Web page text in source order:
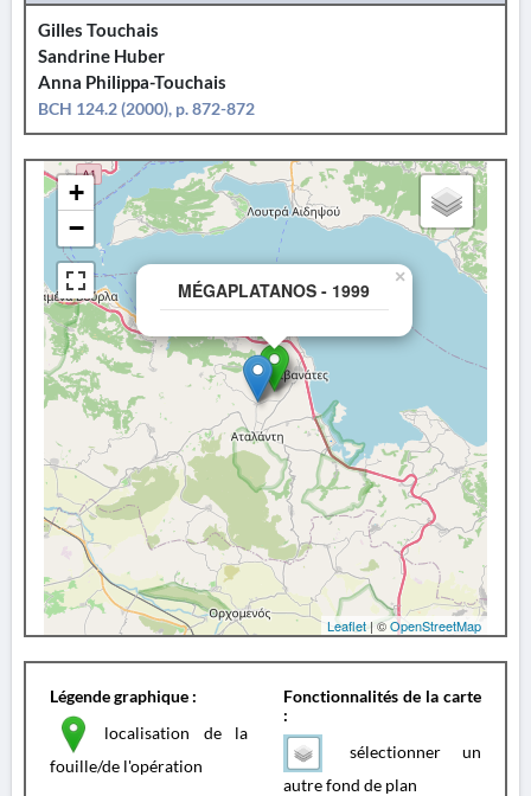
Gilles Touchais
Sandrine Huber
Anna Philippa-Touchais
BCH 124.2 (2000), p. 872-872
MÉGAPLATANOS - 1999
×
+
−
Leaflet| ©OpenStreetMap
Légende graphique :
localisation de la
fouille/de l'opération
Fonctionnalités de la carte
:
sélectionner un
autre fond de plan